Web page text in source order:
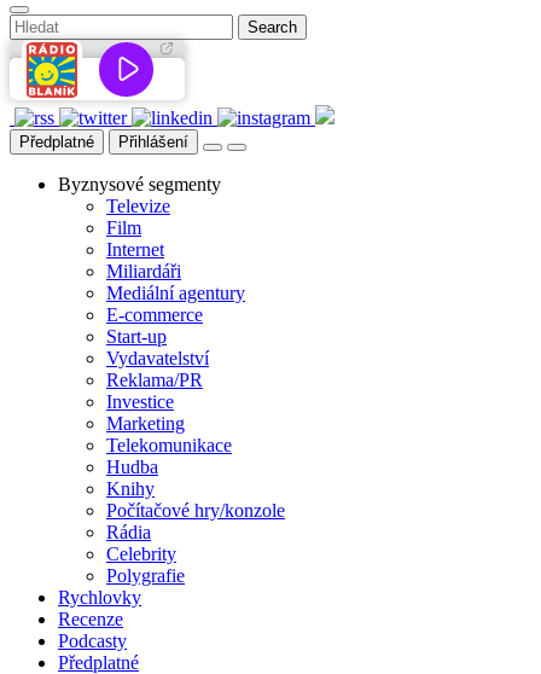
Předplatné Přihlášení
Byznysové segmenty
Televize
Film
Internet
Miliardáři
Mediální agentury
E-commerce
Start-up
Vydavatelství
Reklama/PR
Investice
Marketing
Telekomunikace
Hudba
Knihy
Počítačové hry/konzole
Rádia
Celebrity
Polygrafie
Rychlovky
Recenze
Podcasty
Předplatné